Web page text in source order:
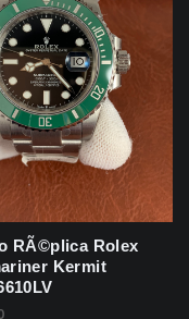
RÃ©plica Rolex
Kermit